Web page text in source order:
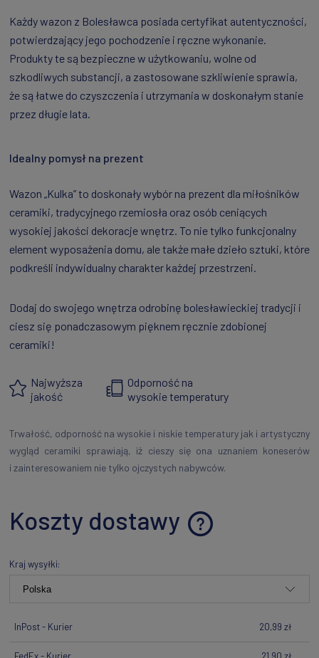
Każdy wazon z Bolesławca posiada certyfikat autentyczności,
potwierdzający jego pochodzenie i ręczne wykonanie.
Produkty te są bezpieczne w użytkowaniu, wolne od
szkodliwych substancji, a zastosowane szkliwienie sprawia,
że są łatwe do czyszczenia i utrzymania w doskonałym stanie
przez długie lata.
Idealny pomysł na prezent
Wazon „Kulka” to doskonały wybór na prezent dla miłośników
ceramiki, tradycyjnego rzemiosła oraz osób ceniących
wysokiej jakości dekoracje wnętrz. To nie tylko funkcjonalny
element wyposażenia domu, ale także małe dzieło sztuki, które
podkreśli indywidualny charakter każdej przestrzeni.
Dodaj do swojego wnętrza odrobinę bolesławieckiej tradycji i
ciesz się ponadczasowym pięknem ręcznie zdobionej
ceramiki!
Najwyższa
jakość
Odporność na
wysokie temperatury
Trwałość, odporność na wysokie i niskie temperatury jak i artystyczny
wygląd ceramiki sprawiają, iż cieszy się ona uznaniem koneserów
i zainteresowaniem nie tylko ojczystych nabywców.
Koszty dostawy
Cena nie zawiera ewentualnych kosztów płatności
Kraj wysyłki:
InPost - Kurier 20,99 zł